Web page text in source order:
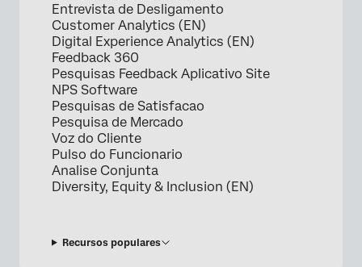
Entrevista de Desligamento
Customer Analytics (EN)
Digital Experience Analytics (EN)
Feedback 360
Pesquisas Feedback Aplicativo Site
NPS Software
Pesquisas de Satisfacao
Pesquisa de Mercado
Voz do Cliente
Pulso do Funcionario
Analise Conjunta
Diversity, Equity & Inclusion (EN)
Recursos populares